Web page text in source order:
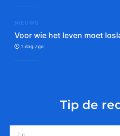
NIEUWS
Voor wie het leven moet
1 dag ago
Tip de